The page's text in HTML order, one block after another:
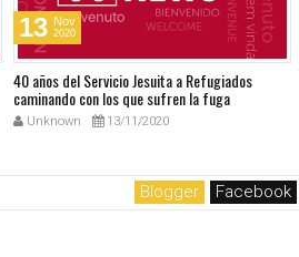
13 Nov
2020
40 años del Servicio Jesuita a Refugiados
caminando con los que sufren la fuga
Unknown 13/11/2020
Blogger Facebook